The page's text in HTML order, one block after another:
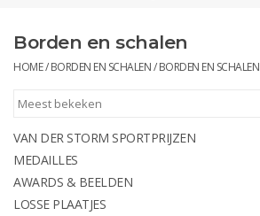
Kinderbestekjes met gratis
graveren
Borden en schalen
HOME/BORDEN EN SCHALEN/BORDEN EN SCHALEN
VAN DER STORM SPORTPRIJZEN
MEDAILLES
AWARDS & BEELDEN
LOSSE PLAATJES